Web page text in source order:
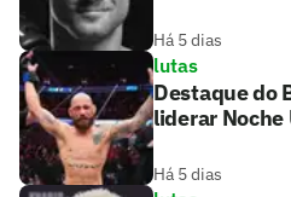
Há 5 dias
lutas
Destaque do
liderar Noche
Há 5 dias